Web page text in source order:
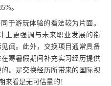
。
于游玩体验的看法较为片面。
上更强调与未来职业发展的衔
闻。此外，交换项目通常具备
寒暑假期间补充实习经历提供
。是交换经历所带来的国际视
来看是无可估量的！